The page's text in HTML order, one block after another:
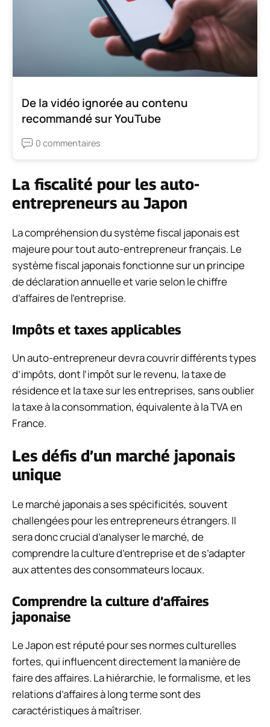
De la vidéo ignorée au contenu
recommandé sur YouTube
0 commentaires
La fiscalité pour les auto-
entrepreneurs au Japon
La compréhension du système fiscal japonais est
majeure pour tout auto-entrepreneur français. Le
système fiscal japonais fonctionne sur un principe
de déclaration annuelle et varie selon le chiffre
d’affaires de l’entreprise.
Impôts et taxes applicables
Un auto-entrepreneur devra couvrir différents types
d’impôts, dont l’impôt sur le revenu, la taxe de
résidence et la taxe sur les entreprises, sans oublier
la taxe à la consommation, équivalente à la TVA en
France.
Les défis d’un marché japonais
unique
Le marché japonais a ses spécificités, souvent
challengées pour les entrepreneurs étrangers. Il
sera donc crucial d’analyser le marché, de
comprendre la culture d’entreprise et de s’adapter
aux attentes des consommateurs locaux.
Comprendre la culture d’affaires
japonaise
Le Japon est réputé pour ses normes culturelles
fortes, qui influencent directement la manière de
faire des affaires. La hiérarchie, le formalisme, et les
relations d’affaires à long terme sont des
caractéristiques à maîtriser.